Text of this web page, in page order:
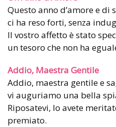
Questo anno d’amore e di
ci ha reso forti, senza
Il vostro affetto è stato
un tesoro che non ha
Addio, Maestra Gentile
Addio, maestra gentile e
vi auguriamo una bella
Riposatevi, lo avete
premiato.